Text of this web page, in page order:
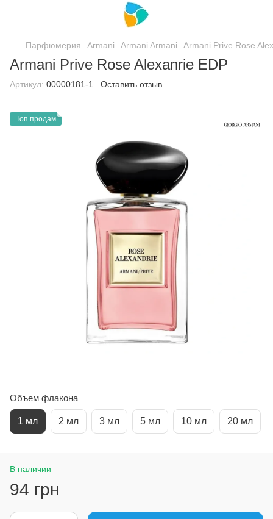
Парфюмерия Armani Armani Armani Armani Prive Rose
Armani Prive Rose Alexanrie EDP
Артикул: 00000181-1 Оставить отзыв
Топ продам
Объем флакона
1 мл 2 мл 3 мл 5 мл 10 мл 20 мл
В наличии
94 грн